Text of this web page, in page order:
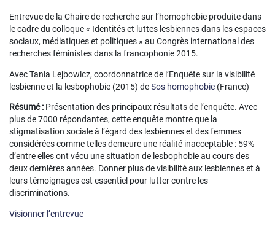
Entrevue de la Chaire de recherche sur l’homophobie produite dans
le cadre du colloque « Identités et luttes lesbiennes dans les espaces
sociaux, médiatiques et politiques » au Congrès international des
recherches féministes dans la francophonie 2015.
Avec Tania Lejbowicz, coordonnatrice de l’Enquête sur la visibilité
lesbienne et la lesbophobie (2015) deSos homophobie (France)
Résumé : Présentation des principaux résultats de l’enquête. Avec
plus de 7000 répondantes, cette enquête montre que la
stigmatisation sociale à l’égard des lesbiennes et des femmes
considérées comme telles demeure une réalité inacceptable : 59%
d’entre elles ont vécu une situation de lesbophobie au cours des
deux dernières années. Donner plus de visibilité aux lesbiennes et à
leurs témoignages est essentiel pour lutter contre les
discriminations.
Visionner l’entrevue